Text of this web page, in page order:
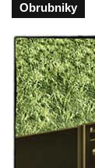
Socha
Socha
Busta
Leipzig
Socha
Socha
Socha
Obrubniky